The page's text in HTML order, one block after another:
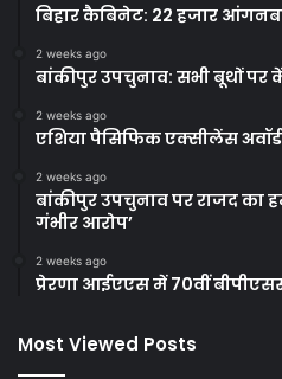
बिहार कैबिनेट: 22 हजार
2 weeks ago
बांकीपुर उपचुनाव: सभी बूथों पर
2 weeks ago
एशिया पैसिफिक एक्सीलेंस
2 weeks ago
बांकीपुर उपचुनाव पर राजद का
गंभीर आरोप’
2 weeks ago
प्रेरणा आईएएस में 70वीं
Most Viewed Posts